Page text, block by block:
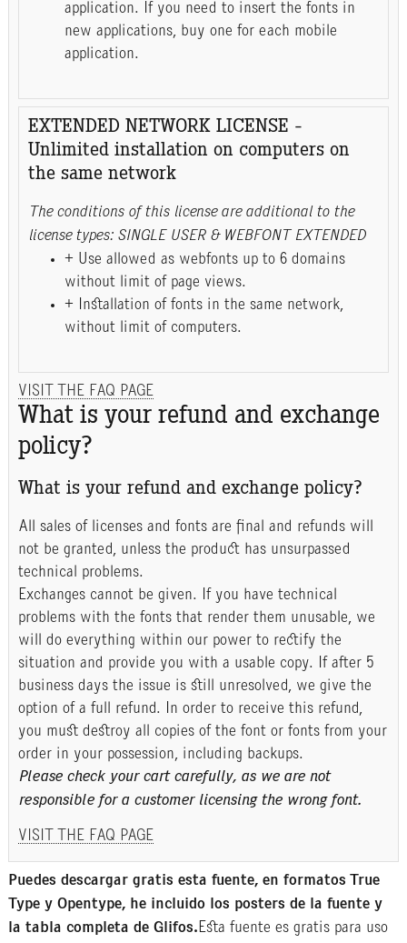
application. If you need to insert the fonts in
new applications, buy one for each mobile
application.
EXTENDED NETWORK LICENSE -
Unlimited installation on computers on
the same network
The conditions of this license are additional to the
license types: SINGLE USER & WEBFONT EXTENDED
+ Use allowed as webfonts up to 6 domains
without limit of page views.
+ Installation of fonts in the same network,
without limit of computers.
VISIT THE FAQ PAGE
What is your refund and exchange
policy?
What is your refund and exchange policy?
All sales of licenses and fonts are final and refunds will
not be granted, unless the product has unsurpassed
technical problems.
Exchanges cannot be given. If you have technical
problems with the fonts that render them unusable, we
will do everything within our power to rectify the
situation and provide you with a usable copy. If after 5
business days the issue is still unresolved, we give the
option of a full refund. In order to receive this refund,
you must destroy all copies of the font or fonts from your
order in your possession, including backups.
Please check your cart carefully, as we are not
responsible for a customer licensing the wrong font.
VISIT THE FAQ PAGE
Puedes descargar gratis esta fuente, en formatos True
Type y Opentype, he incluido los posters de la fuente y
la tabla completa de Glifos. Esta fuente es gratis para uso